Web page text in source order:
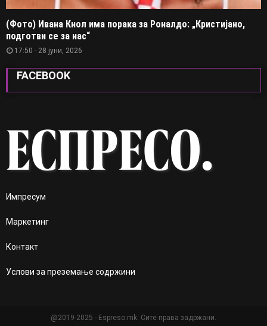
(Фото) Ивана Кнол има порака за Роналдо: „Кристијано,
подготви се за нас“
17:50 - 28 јуни, 2026
FACEBOOK
Импресум
Маркетинг
Контакт
Услови за преземање содржини
@2019-2025 - Espreso.mk. Сите права задржани.